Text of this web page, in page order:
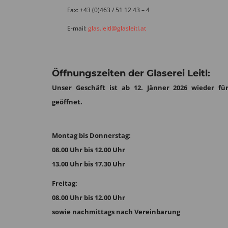
Fax: +43 (0)463 / 51 12 43 – 4
E-mail: glas.leitl@glasleitl.at
Öffnungszeiten der Glaserei Leitl:
Unser Geschäft ist ab 12. Jänner 2026 wieder
geöffnet.
Montag bis Donnerstag:
08.00 Uhr bis 12.00 Uhr
13.00 Uhr bis 17.30 Uhr
Freitag:
08.00 Uhr bis 12.00 Uhr
sowie nachmittags nach Vereinbarung